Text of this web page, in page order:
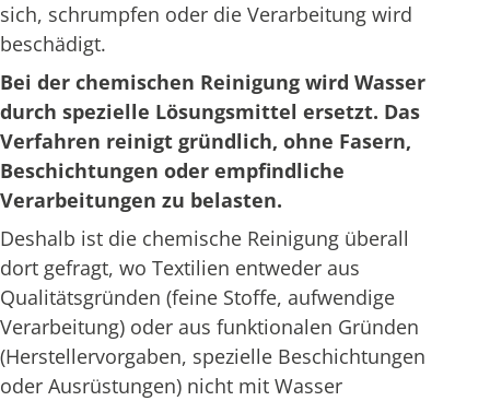
sich, schrumpfen oder die Verarbeitung wird
beschädigt.
Bei der chemischen Reinigung wird Wasser
durch spezielle Lösungsmittel ersetzt. Das
Verfahren reinigt gründlich, ohne Fasern,
Beschichtungen oder empfindliche
Verarbeitungen zu belasten.
Deshalb ist die chemische Reinigung überall
dort gefragt, wo Textilien entweder aus
Qualitätsgründen (feine Stoffe, aufwendige
Verarbeitung) oder aus funktionalen Gründen
(Herstellervorgaben, spezielle Beschichtungen
oder Ausrüstungen) nicht mit Wasser